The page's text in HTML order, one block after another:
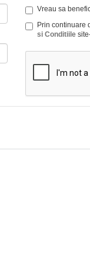
Vreau sa
Prin continuare
si Conditiile